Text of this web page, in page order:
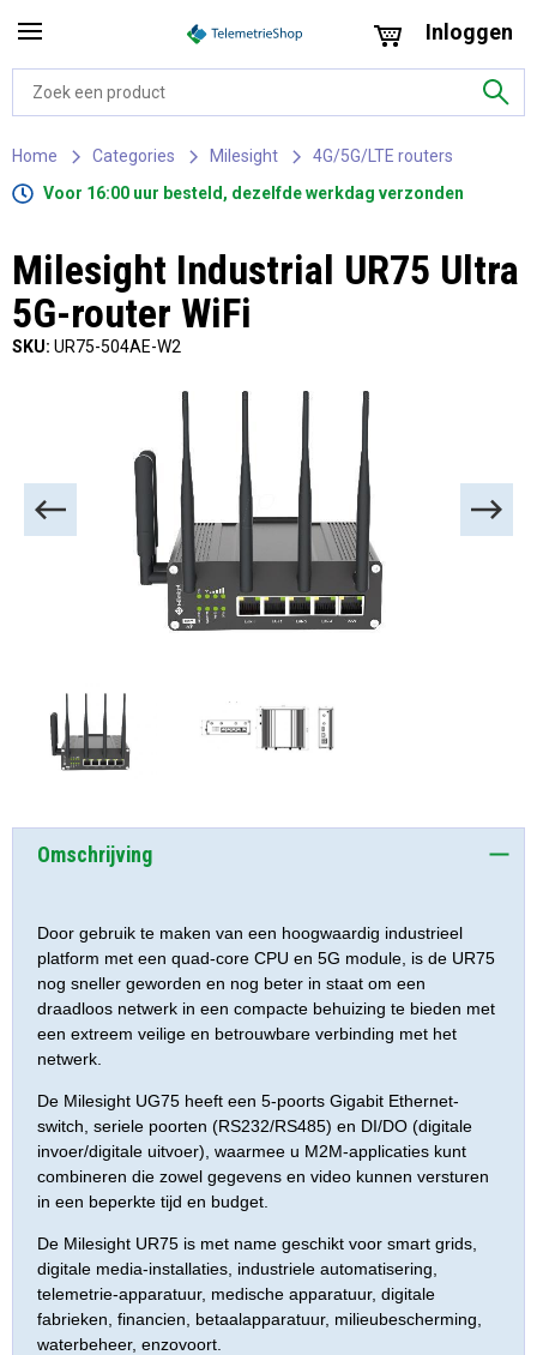
Inloggen
Home Categories Milesight
4G/5G/LTE routers
Voor 16:00 uur besteld, dezelfde werkdag verzonden
Milesight Industrial UR75 Ultra
5G-router WiFi
SKU: UR75-504AE-W2
Omschrijving
Door gebruik te maken van een hoogwaardig industrieel
platform met een quad-core CPU en 5G module, is de UR75
nog sneller geworden en nog beter in staat om een
draadloos netwerk in een compacte behuizing te bieden met
een extreem veilige en betrouwbare verbinding met het
netwerk.
De Milesight UG75 heeft een 5-poorts Gigabit Ethernet-
switch, seriele poorten (RS232/RS485) en DI/DO (digitale
invoer/digitale uitvoer), waarmee u M2M-applicaties kunt
combineren die zowel gegevens en video kunnen versturen
in een beperkte tijd en budget.
De Milesight UR75 is met name geschikt voor smart grids,
digitale media-installaties, industriele automatisering,
telemetrie-apparatuur, medische apparatuur, digitale
fabrieken, financien, betaalapparatuur, milieubescherming,
waterbeheer, enzovoort.